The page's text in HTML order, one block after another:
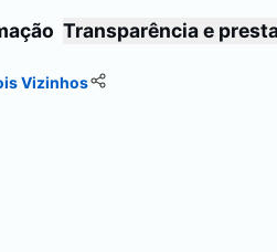
Transparência e
Vizinhos